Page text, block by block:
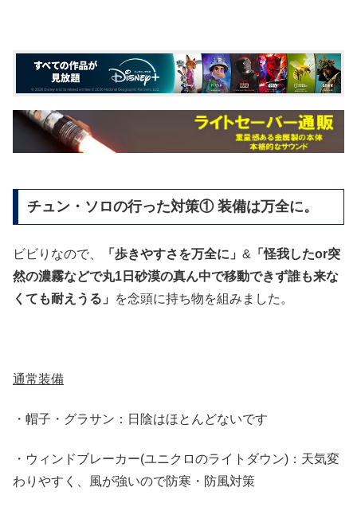
チュン・ソロの行った対策① 装備は万全に。
ビビりなので、 「歩きやすさを万全に」 & 「怪我したor突
然の濃霧などで丸1日砂漠の真ん中で移動できず誰も来な
くても耐えうる」
を念頭に持ち物を組みました。
通常装備
・帽子・グラサン：日陰はほとんどないです
・ウィンドブレーカー(ユニクロのライトダウン)：天気変
わりやすく、風が強いので防寒・防風対策